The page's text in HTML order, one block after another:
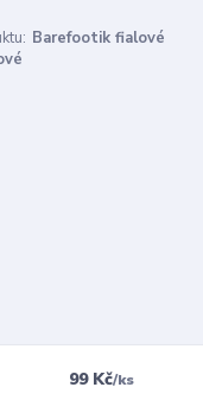
Barefootik fialové
99 Kč/ks